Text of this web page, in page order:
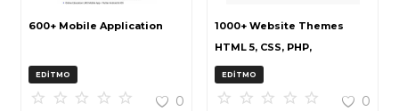
600+ Mobile Application
EDITMO
0
1000+ Website Themes
HTML 5, CSS, PHP,
WordPress Bundle
20240917T145511Z 001 (ZIP)
EDITMO
0